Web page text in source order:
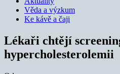
Věda a výzkum
Ke kávě a čaji
Lékaři chtějí
hypercholesterolemii